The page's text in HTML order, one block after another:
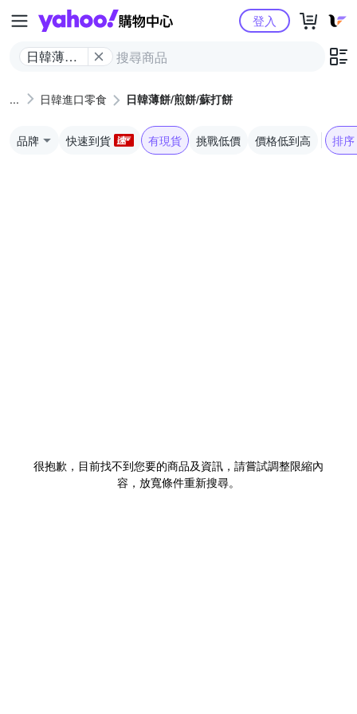
Yahoo購物中心
日韓薄餅/
餅
登入
日韓進口零食 日韓薄餅/煎餅/蘇打餅
品牌 快速到貨 有現貨 挑戰低價 價格低到高 排序
很抱歉，目前找不到您要的商品及資訊，請嘗試調整限縮內
容，放寬條件重新搜尋。